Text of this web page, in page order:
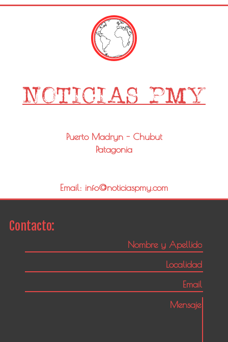
Puerto Madryn - Chubut
Patagonia
Email: info@noticiaspmy.com
Contacto: